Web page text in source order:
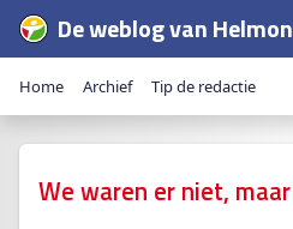
De weblog van
Home Archief Tip de redactie
We waren er niet,